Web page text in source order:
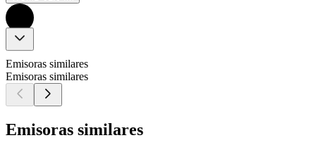
Emisoras similares
Emisoras similares
Emisoras similares